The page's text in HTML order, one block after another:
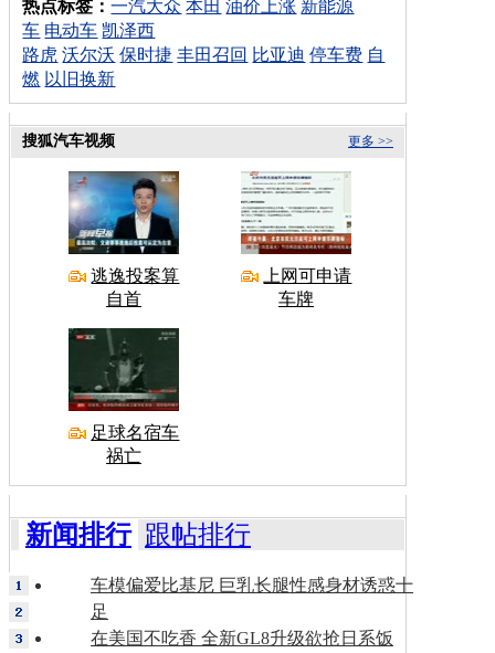
热点标签：一汽大众 本田 油价上涨 新能源
车 电动车 凯泽西
路虎 沃尔沃 保时捷 丰田召回 比亚迪 停车费 自
燃 以旧换新
更多 >>
搜狐汽车视频
逃逸投案算
自首
上网可申请
车牌
足球名宿车
祸亡
新闻排行 跟帖排行
车模偏爱比基尼 巨乳长腿性感身材诱惑十
足
在美国不吃香 全新GL8升级欲抢日系饭